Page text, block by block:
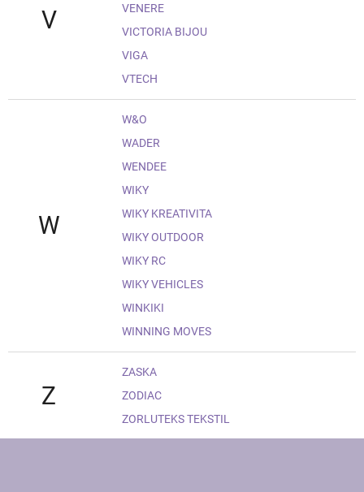
V
VENERE
VICTORIA BIJOU
VIGA
VTECH
W
W&O
WADER
WENDEE
WIKY
WIKY KREATIVITA
WIKY OUTDOOR
WIKY RC
WIKY VEHICLES
WINKIKI
WINNING MOVES
Z
ZASKA
ZODIAC
ZORLUTEKS TEKSTIL